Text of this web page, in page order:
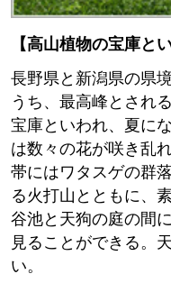
【高山植物の宝庫と
長野県と新潟県の県
うち、最高峰とされ
宝庫といわれ、夏に
は数々の花が咲き乱
帯にはワタスゲの群
る火打山とともに、
谷池と天狗の庭の間
見ることができる。
い。